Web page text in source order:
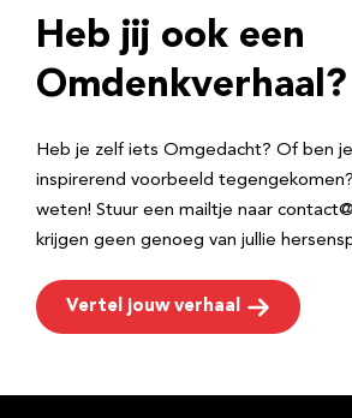
r
e
Heb jij ook een
Omdenkverhaal?
Heb je zelf iets Omgedacht? Of ben
inspirerend voorbeeld
weten! Stuur een mailtje naar
krijgen geen genoeg van jullie
Vertel jouw verhaal